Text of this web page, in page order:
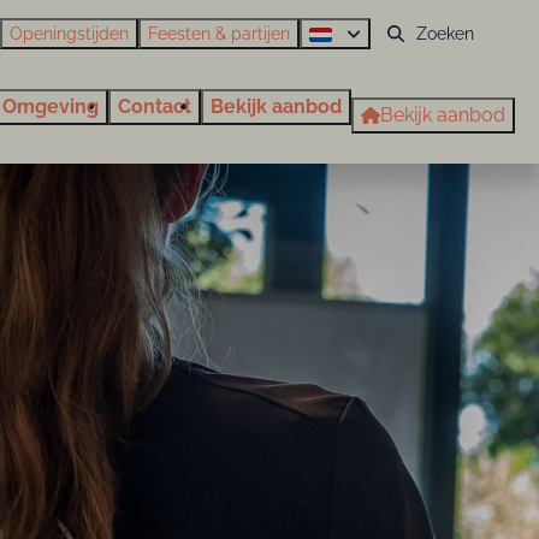
Openingstijden Feesten & partijen
Omgeving Contact Bekijk aanbod Bekijk aanbod